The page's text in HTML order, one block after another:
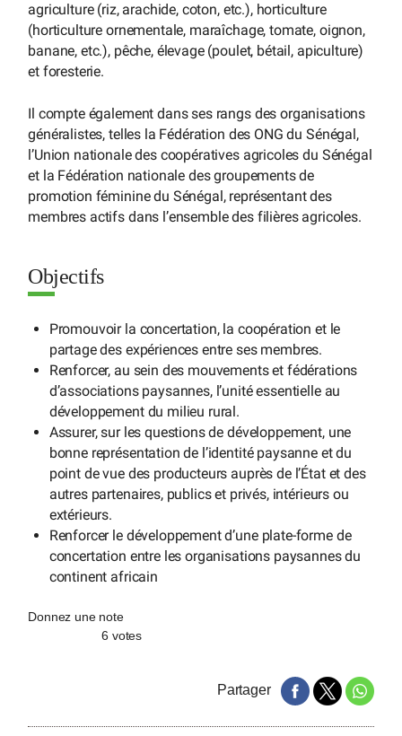
agriculture (riz, arachide, coton, etc.), horticulture
(horticulture ornementale, maraîchage, tomate, oignon,
banane, etc.), pêche, élevage (poulet, bétail, apiculture)
et foresterie.
Il compte également dans ses rangs des organisations
généralistes, telles la Fédération des ONG du Sénégal,
l’Union nationale des coopératives agricoles du Sénégal
et la Fédération nationale des groupements de
promotion féminine du Sénégal, représentant des
membres actifs dans l’ensemble des filières agricoles.
Objectifs
Promouvoir la concertation, la coopération et le
partage des expériences entre ses membres.
Renforcer, au sein des mouvements et fédérations
d’associations paysannes, l’unité essentielle au
développement du milieu rural.
Assurer, sur les questions de développement, une
bonne représentation de l’identité paysanne et du
point de vue des producteurs auprès de l’État et des
autres partenaires, publics et privés, intérieurs ou
extérieurs.
Renforcer le développement d’une plate-forme de
concertation entre les organisations paysannes du
continent africain
Donnez une note
6 votes
Partager